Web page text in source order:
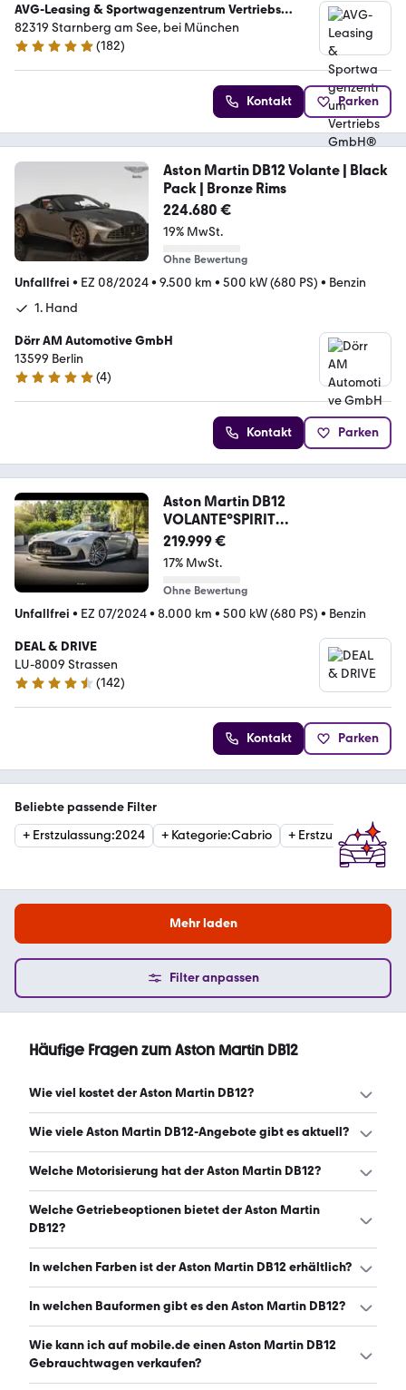
AVG-Leasing & Sportwagenzentrum Vertriebs
GmbH® seit 1988
82319 Starnberg am See, bei München
5 Sterne
(182)
Kontakt Parken
Aston Martin DB12 Volante | Black
Pack | Bronze Rims
224.680 €
19% MwSt.
Ohne Bewertung
Unfallfrei • EZ 08/2024• 9.500 km • 500 kW (680 PS) • Benzin
1. Hand
Dörr AM Automotive GmbH
13599 Berlin
5 Sterne
(4)
Kontakt Parken
Aston Martin DB12
VOLANTE°SPIRIT
SILVER°PPF°BLACK PACK°B&W°21
219.999 €
17% MwSt.
Ohne Bewertung
Unfallfrei • EZ 07/2024• 8.000 km • 500 kW (680 PS) • Benzin
DEAL & DRIVE
LU-8009 Strassen
4.4 Sterne
(142)
Kontakt Parken
Beliebte passende Filter
+ Erstzulassung:2024 + Kategorie:Cabrio + Erstzulassung:
Mehr laden
Filter anpassen
Häufige Fragen zum Aston Martin DB12
Wie viel kostet der Aston Martin DB12?
Ein guter Preis für einen Aston Martin DB12 liegt zwischen
Wie viele Aston Martin DB12-Angebote gibt es aktuell?
Es gibt insgesamt 93 Aston Martin DB12 bei mobile.de,
7.8.2026)
Welche Motorisierung hat der Aston Martin DB12?
Der Aston Martin DB12 hat Leistungen zwischen 680 und
700 PS. (Stand: 7.8.2026)
Welche Getriebeoptionen bietet der Aston Martin
DB12?
Der Aston Martin DB12 ist mit automatischem Getriebe
In welchen Farben ist der Aston Martin DB12 erhältlich?
Den Aston Martin DB12 gibt es in folgenden Farben: grau,
Farbe ist grau. (Stand: 7.8.2026)
In welchen Bauformen gibt es den Aston Martin DB12?
Den Aston Martin DB12 gibt es in folgenden Bauformen:
Sportwagen/Coupé und Cabrio. (Stand: 7.8.2026)
Wie kann ich auf mobile.de einen Aston Martin DB12
Gebrauchtwagen verkaufen?